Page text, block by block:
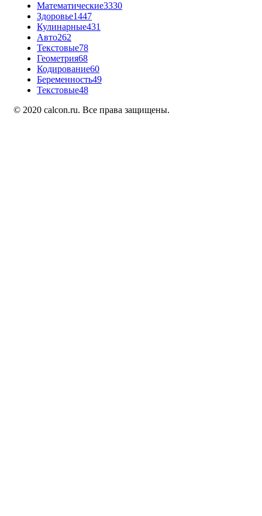
Математические3330
Здоровье1447
Кулинарные431
Авто262
Текстовые78
Геометрия68
Кодирование60
Беременность49
Текстовые48
© 2020 calcon.ru. Все права защищены.